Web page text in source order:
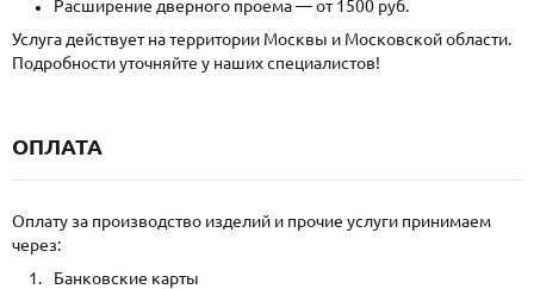
Расширение дверного проема — от 1500 руб.
Услуга действует на территории Москвы и Московской области.
Подробности уточняйте у наших специалистов!
ОПЛАТА
Оплату за производство изделий и прочие услуги принимаем
через:
Банковские карты